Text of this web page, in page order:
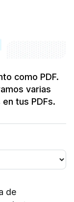
como PDF.
varias
tus PDFs.
de